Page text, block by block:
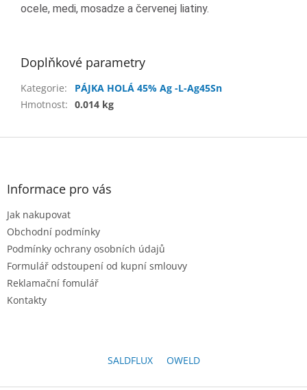
ocele, medi, mosadze a červenej liatiny.
Doplňkové parametry
Kategorie:
PÁJKA HOLÁ 45% Ag -L-Ag45Sn
Hmotnost: 0.014 kg
Z
Informace pro vás
Jak nakupovat
Obchodní podmínky
Podmínky ochrany osobních údajů
Formulář odstoupení od kupní smlouvy
Reklamační fomulář
Kontakty
SALDFLUX OWELD